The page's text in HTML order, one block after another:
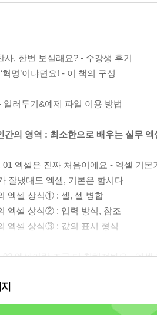
사, 한번 보실래요? - 수강생 후기
혁명’이냐면요! - 이 책의 구성
일러두기&예제 파일 이용 방법
간의 영역 : 최소한으로 배우는 실무
01 엑셀은 진짜 처음이에요 - 엑셀 기본
잘냈대도 엑셀, 기본은 합시다
엑셀 상식① : 셀, 셀 병합
엑셀 상식② : 입력 방식, 참조
엑셀 상식③ : 값의 표시 형식
02 엑셀이랑 조금 더 친해져봐요 - 엑셀
엑셀 상식⑤ : 숫자를 다루는 함수들
엑셀 상식⑥ : 텍스트를 다루는 함수들